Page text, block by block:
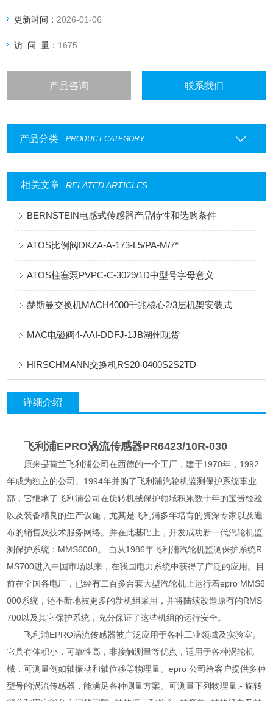
更新时间： 2026-01-06
访 问 量： 1675
产品咨询 联系我们
产品分类 PRODUCT CATEGORY
相关文章 RELATED ARTICLES
BERNSTEIN电感式传感器产品特性和选购条件
ATOS比例阀DKZA-A-173-L5/PA-M/7*
ATOS柱塞泵PVPC-C-3029/1D中型号字母意义
赫斯曼交换机MACH4000千兆核心2/3层机架安装式
MAC电磁阀4-AAI-DDFJ-1JB湖州现货
HIRSCHMANN交换机RS20-0400S2S2TD
详细介绍
飞利浦EPRO涡流传感器PR6423/10R-030
原来是荷兰飞利浦公司在西德的一个工厂，建于1970年，1992
年成为独立的公司。1994年并购了飞利浦汽轮机监测保护系统事业
部，它继承了飞利浦公司在旋转机械保护领域积累数十年的宝贵经验
以及装备精良的生产设施，尤其是飞利浦多年培育的资深专家以及遍
布的销售及技术服务网络。并在此基础上，开发成功新一代汽轮机监
测保护系统：MMS6000。 自从1986年飞利浦汽轮机监测保护系统R
MS700进入中国市场以来，在我国电力系统中获得了广泛的应用。目
前在全国各电厂，已经有二百多台套大型汽轮机上运行着epro MMS6
000系统，还不断地被更多的新机组采用，并将陆续改造原有的RMS
700以及其它保护系统，充分保证了这些机组的运行安全。
飞利浦EPRO涡流传感器被广泛应用于各种工业领域及实验室。
它具有体积小，可靠性高，非接触测量等优点，适用于各种涡轮机
械，可测量例如轴振动和轴位移等物理量。epro 公司给客户提供多种
型号的涡流传感器，能满足各种测量方案。可测量下列物理量:- 旋转